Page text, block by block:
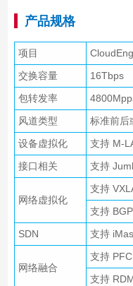
产品规格
项目
交换容量
16Tbps
包转发率
风道类型
标准前后
设备虚拟化
支持 M-
接口相关
支持
网络虚拟化
支持
支持
SDN
支持
网络融合
支持
支持